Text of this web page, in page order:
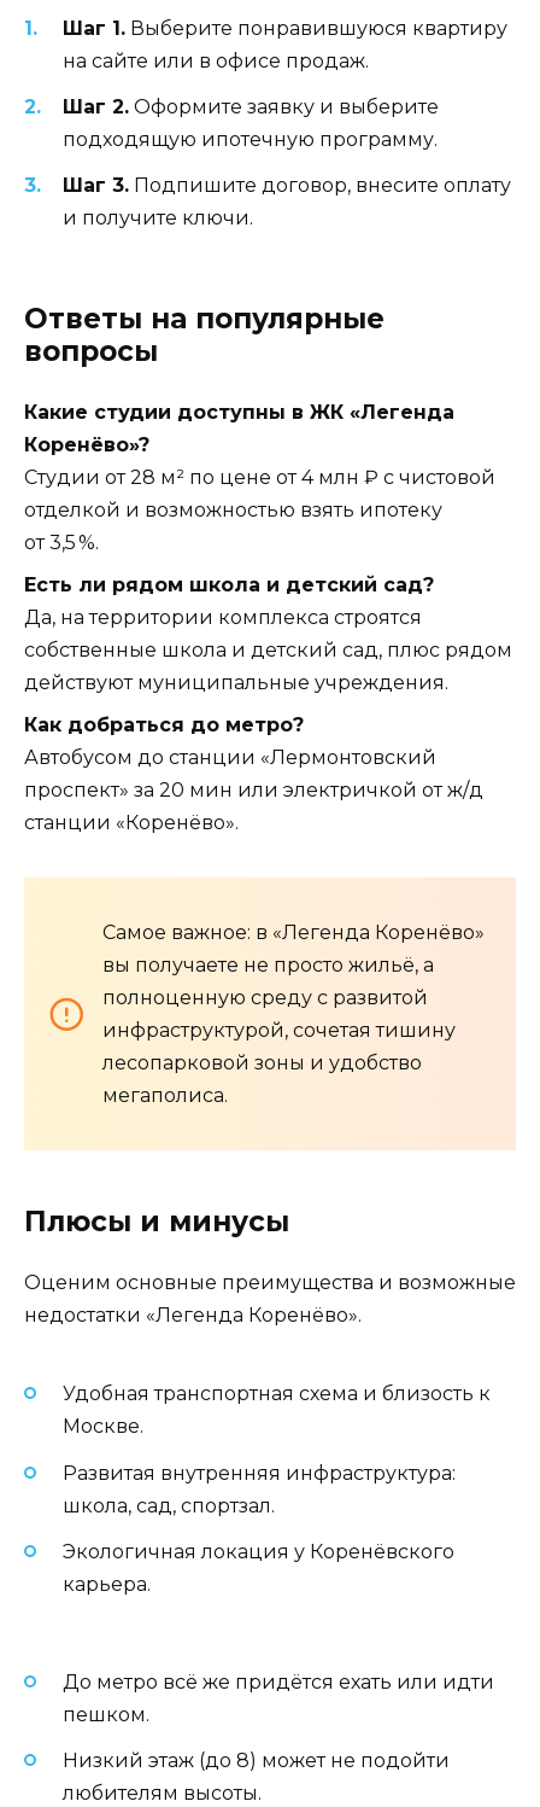
Шаг 1. Выберите понравившуюся квартиру
на сайте или в офисе продаж.
Шаг 2. Оформите заявку и выберите
подходящую ипотечную программу.
Шаг 3. Подпишите договор, внесите оплату
и получите ключи.
Ответы на популярные
вопросы
Какие студии доступны в ЖК «Легенда
Коренёво»?
Студии от 28 м² по цене от 4 млн ₽ с чистовой
отделкой и возможностью взять ипотеку
от 3,5 %.
Есть ли рядом школа и детский сад?
Да, на территории комплекса строятся
собственные школа и детский сад, плюс рядом
действуют муниципальные учреждения.
Как добраться до метро?
Автобусом до станции «Лермонтовский
проспект» за 20 мин или электричкой от ж/д
станции «Коренёво».
Самое важное: в «Легенда Коренёво»
вы получаете не просто жильё, а
полноценную среду с развитой
инфраструктурой, сочетая тишину
лесопарковой зоны и удобство
мегаполиса.
Плюсы и минусы
Оценим основные преимущества и возможные
недостатки «Легенда Коренёво».
Удобная транспортная схема и близость к
Москве.
Развитая внутренняя инфраструктура:
школа, сад, спортзал.
Экологичная локация у Коренёвского
карьера.
До метро всё же придётся ехать или идти
пешком.
Низкий этаж (до 8) может не подойти
любителям высоты.